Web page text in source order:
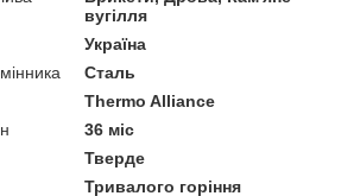
вугілля
Україна
Сталь
Thermo Alliance
36 міс
Тверде
Тривалого горіння